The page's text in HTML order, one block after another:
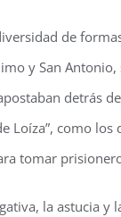
de
y San
detrás
Loíza”, como
tomar
la astucia